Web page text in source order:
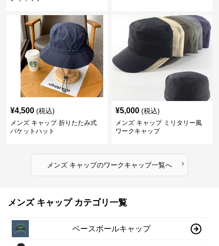
¥4,500 (税込)
メンズ キャップ 折りたたみ式
バケットハット
¥5,000 (税込)
メンズ キャップ ミリタリー風
ワークキャップ
メンズ キャップのワークキャップ一覧へ ›
メンズ キャップ カテゴリ一覧
ベースボールキャップ